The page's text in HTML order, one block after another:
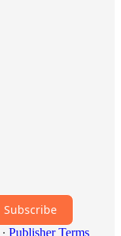
Subscribe
∙ Publisher Terms